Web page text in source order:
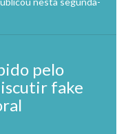
pelo
fake